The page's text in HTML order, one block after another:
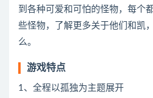
到各种可爱和可怕的怪物，每个
些怪物，了解更多关于他们和凯
么。
游戏特点
1、全程以孤独为主题展开